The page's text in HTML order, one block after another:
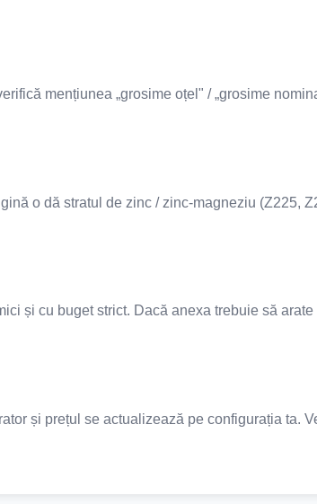
mențiunea „grosime oțel" / „grosime
o dă stratul de zinc / zinc-magneziu (Z225,
și cu buget strict. Dacă anexa trebuie să
și prețul se actualizează pe configurația ta.